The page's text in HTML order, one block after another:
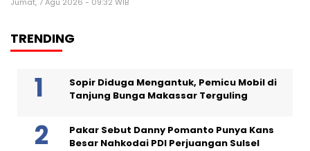
Jumat, 7 Agu 2026 - 09:32 WIB
TRENDING
Sopir Diduga Mengantuk, Pemicu Mobil di
Tanjung Bunga Makassar Terguling
Pakar Sebut Danny Pomanto Punya Kans
Besar Nahkodai PDI Perjuangan Sulsel